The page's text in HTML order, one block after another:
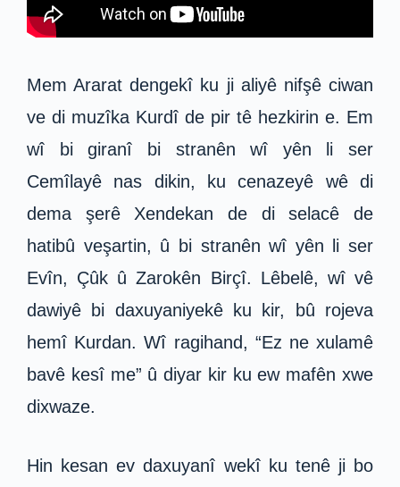
Mem Ararat dengekî ku ji aliyê nifşê ciwan
ve di muzîka Kurdî de pir tê hezkirin e. Em
wî bi giranî bi stranên wî yên li ser
Cemîlayê nas dikin, ku cenazeyê wê di
dema şerê Xendekan de di selacê de
hatibû veşartin, û bi stranên wî yên li ser
Evîn, Çûk û Zarokên Birçî. Lêbelê, wî vê
dawiyê bi daxuyaniyekê ku kir, bû rojeva
hemî Kurdan. Wî ragihand, “Ez ne xulamê
bavê kesî me” û diyar kir ku ew mafên xwe
dixwaze.
Hin kesan ev daxuyanî wekî ku tenê ji bo